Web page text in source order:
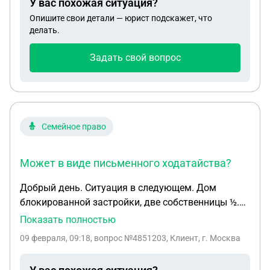
черте города и стены построек выходят на
тротуар и дорогу, не чего не стоит сделать вход с
улицы прямо в постройки.
У вас похожая ситуация?
Опишите свои детали — юрист подскажет, что
делать.
Задать свой вопрос
Семейное право
Может в виде письменного ходатайства?
Добрый день. Ситуация в следующем. Дом
блокированной застройки, две собственницы ½.
Одна из собственников подала в суд, (раздел в
собственности о выделе в натуре своей доли. Из
Показать полностью
09 февраля, 09:18, вопрос №4851203, Клиент, г. Москва